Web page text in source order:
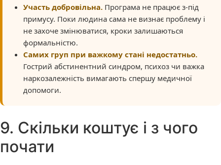
Участь добровільна. Програма не працює з-під
примусу. Поки людина сама не визнає проблему і
не захоче змінюватися, кроки залишаються
формальністю.
Самих груп при важкому стані недостатньо.
Гострий абстинентний синдром, психоз чи важка
наркозалежність вимагають спершу медичної
допомоги.
9. Скільки коштує і з чого
почати